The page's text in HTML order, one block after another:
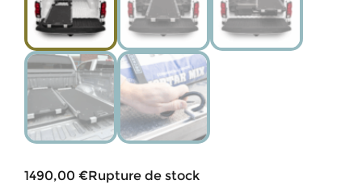
1490,00 €Rupture de stock